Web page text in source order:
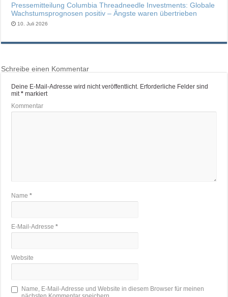
Pressemitteilung Columbia Threadneedle Investments: Globale
Wachstumsprognosen positiv – Ängste waren übertrieben
10. Juli 2026
Schreibe einen Kommentar
Deine E-Mail-Adresse wird nicht veröffentlicht. Erforderliche Felder sind
mit* markiert
Kommentar
Name*
E-Mail-Adresse*
Website
Name, E-Mail-Adresse und Website in diesem Browser für meinen